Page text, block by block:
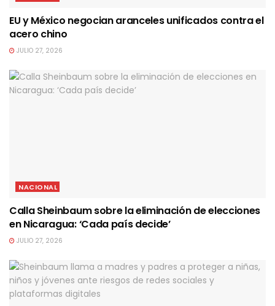
EU y México negocian aranceles unificados contra el
acero chino
JULIO 27, 2026
NACIONAL
Calla Sheinbaum sobre la eliminación de elecciones
en Nicaragua: ‘Cada país decide’
JULIO 27, 2026